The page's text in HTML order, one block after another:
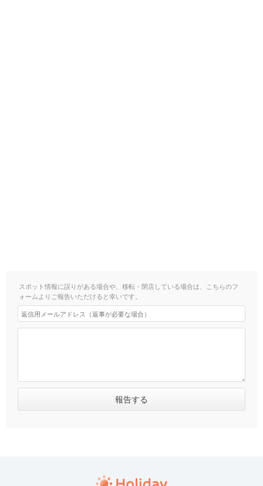
スポット情報に誤りがある場合や、移転・閉店している場合は、こちらのフ
ォームよりご報告いただけると幸いです。